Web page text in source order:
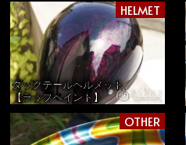
HELMET
ダックテールヘルメット
【ラップペイント】
OTHER